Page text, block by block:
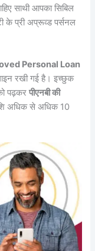
साथी आपका सिबिल
के प्री अप्रूव्ड पर्सनल
Personal Loan
रखी गई है। इच्छुक
पढ़करपीएनबी की
अधिक से अधिक 10